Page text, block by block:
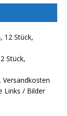
Stück,
Versandkosten
Links / Bilder